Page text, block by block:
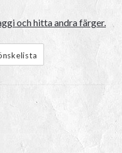
och hitta andra färger.